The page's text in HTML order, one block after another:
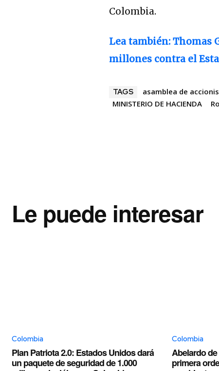
Colombia.
Lea también: Thomas
millones contra el
TAGS asamblea de
MINISTERIO DE HACIENDA
Le puede interesar
Colombia
Plan Patriota 2.0: Estados Unidos dará
un paquete de seguridad de 1.000
Colombia
Abelardo
primera